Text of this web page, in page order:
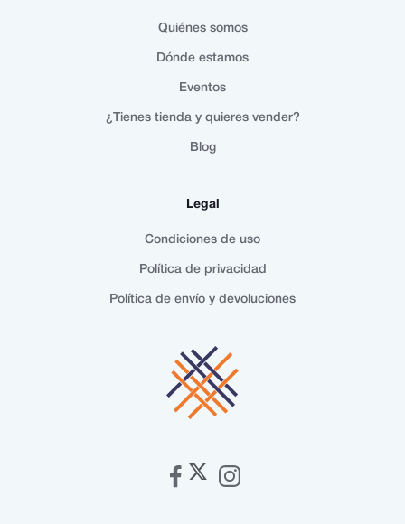
Quiénes somos
Dónde estamos
Eventos
¿Tienes tienda y quieres vender?
Blog
Legal
Condiciones de uso
Política de privacidad
Política de envío y devoluciones